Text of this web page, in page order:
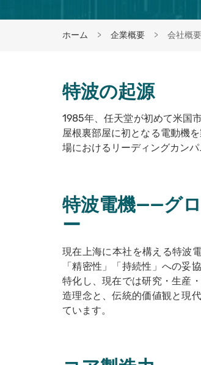
ホーム 企業概要 会社概要
特波の起源
1985年、任天堂が初めて米国
屋根裏部屋に初となる電動機
場におけるリーディングカン
特波電機——グ
ー
現在上海に本社を構える特波
「精密性」「持続性」への妥
特化し、現在では研究・生産
造理念と、伝統的価値観と現
ています。